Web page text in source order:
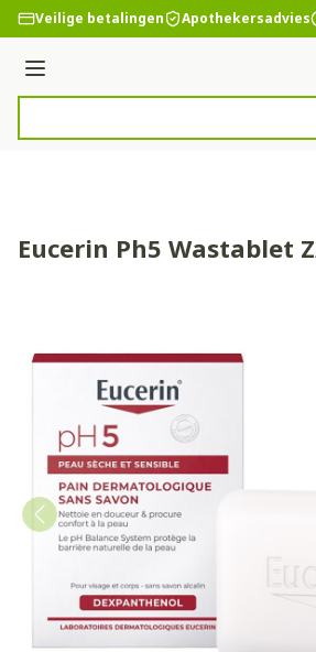
Ga naar de inhoud
Veilige betalingen Apothekersadvies
Menu
Eucerin Ph5 Wastablet